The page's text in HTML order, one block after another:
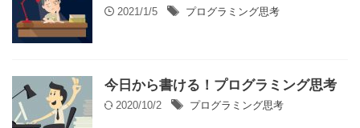
2021/1/5 プログラミング思考
今日から書ける！プログラミング思考
2020/10/2 プログラミング思考